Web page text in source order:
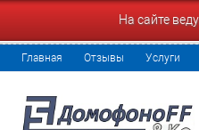
На сайте
Главная Отзывы Услуги